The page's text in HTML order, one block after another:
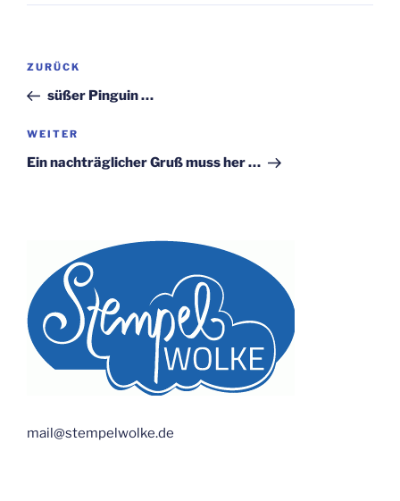
Beitragsnavigation
Vorheriger
Beitrag
ZURÜCK
süßer Pinguin …
Nächster
Beitrag
WEITER
Ein nachträglicher Gruß muss her …
mail@stempelwolke.de